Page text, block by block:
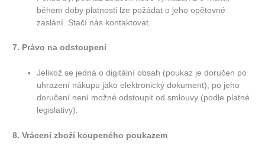
během doby platnosti lze požádat o jeho opětovné
zaslání. Stačí nás kontaktovat.
7. Právo na odstoupení
Jelikož se jedná o digitální obsah (poukaz je doručen po
uhrazení nákupu jako elektronický dokument), po jeho
doručení není možné odstoupit od smlouvy (podle platné
legislativy).
8. Vrácení zboží koupeného poukazem